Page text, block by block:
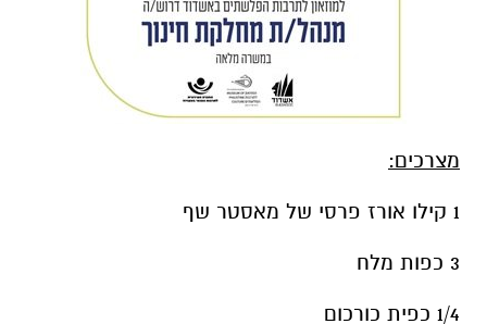
מצרכים:
1 קילו אורז פרסי של מאסטר שף
3 כפות מלח
1/4 כפית כורכום